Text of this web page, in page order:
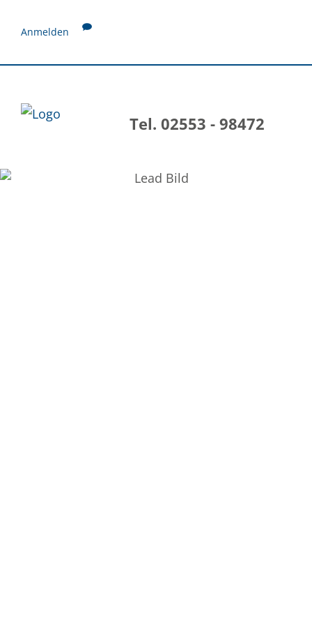
Anmelden
Tel. 02553 - 98472